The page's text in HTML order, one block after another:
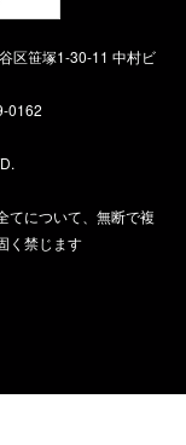
区笹塚1-30-11 中村ビ
0162
てについて、無断で複
く禁じます